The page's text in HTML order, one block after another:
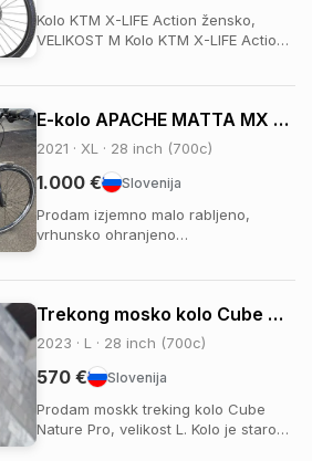
Kolo KTM X-LIFE Action žensko,
VELIKOST M Kolo KTM X-LIFE Action
ali makadamu, kot tudi za vožnjo po
mestu. Lahek okvir iz aluminija
povečuje sv...
E-kolo APACHE MATTA MX 400 (2021) – Kot novo, samo 240 km !
2021 · XL · 28 inch (700c)
Slovenija
1.000 €
Prodam izjemno malo rabljeno,
vrhunsko ohranjeno
izključno ljubiteljsko in priložnostno,
kar dokazuje števec s skupno
prevoženimi le 240 kilometri. Kolo ...
Trekong mosko kolo Cube Nature pro
2023 · L · 28 inch (700c)
Slovenija
570 €
Prodam moskk treking kolo Cube
Nature Pro, velikost L. Kolo je staro